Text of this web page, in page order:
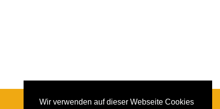
Wir verwenden auf dieser Webseite Cookies